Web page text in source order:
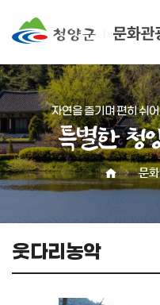
자연을 즐기며 편히 쉬
문
웃다리농악